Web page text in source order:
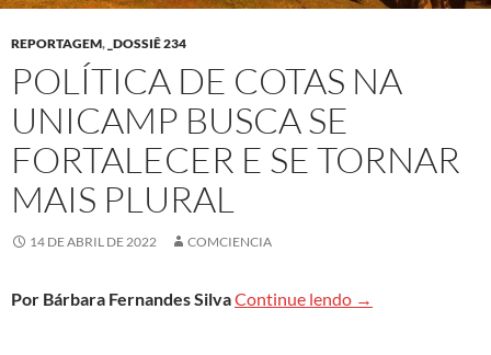
REPORTAGEM, _DOSSIÊ 234
POLÍTICA DE COTAS NA
UNICAMP BUSCA SE
FORTALECER E SE TORNAR
MAIS PLURAL
14 DE ABRIL DE 2022 COMCIENCIA
Por Bárbara Fernandes SilvaContinue lendo Política de cotas
→